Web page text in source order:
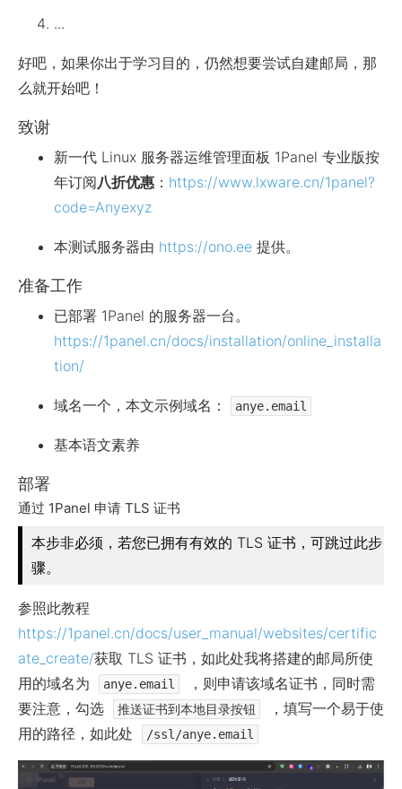
...
好吧，如果你出于学习目的，仍然想要尝试自建邮局，那
么就开始吧！
致谢
新一代 Linux 服务器运维管理面板 1Panel 专业版按
年订阅八折优惠 ： https://www.lxware.cn/1panel?
code=Anyexyz
本测试服务器由 https://ono.ee 提供。
准备工作
已部署 1Panel 的服务器一台。
https://1panel.cn/docs/installation/online_installa
tion/
域名一个，本文示例域名： anye.email
基本语文素养
部署
通过 1Panel 申请 TLS 证书
本步非必须，若您已拥有有效的 TLS 证书，可跳过此步
骤。
参照此教程
https://1panel.cn/docs/user_manual/websites/certific
ate_create/获取 TLS 证书，如此处我将搭建的邮局所使
用的域名为
anye.email
，则申请该域名证书，同时需
要注意，勾选
推送证书到本地目录按钮
，填写一个易于使
用的路径，如此处
/ssl/anye.email